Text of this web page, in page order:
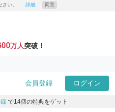
さい。 詳細 同意
万人突破！
会員登録 ログイン
で14個の特典をゲット